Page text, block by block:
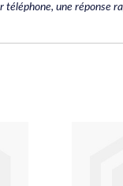
téléphone, une réponse